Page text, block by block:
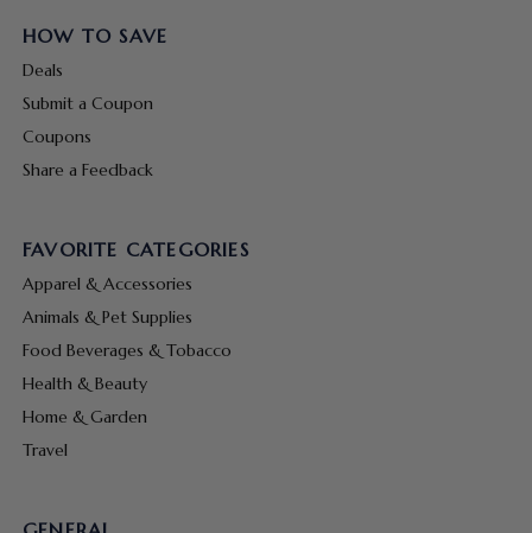
HOW TO SAVE
Deals
Submit a Coupon
Coupons
Share a Feedback
FAVORITE CATEGORIES
Apparel & Accessories
Animals & Pet Supplies
Food Beverages & Tobacco
Health & Beauty
Home & Garden
Travel